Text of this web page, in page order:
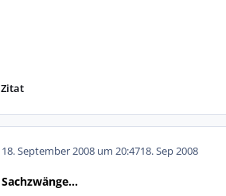
Zitat
18. September 2008 um 20:4718. Sep 2008
Sachzwänge...